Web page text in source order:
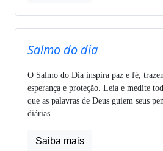
Salmo do dia
O Salmo do Dia inspira paz e fé,
esperança e proteção. Leia e medite
que as palavras de Deus guiem seus
diárias.
Saiba mais